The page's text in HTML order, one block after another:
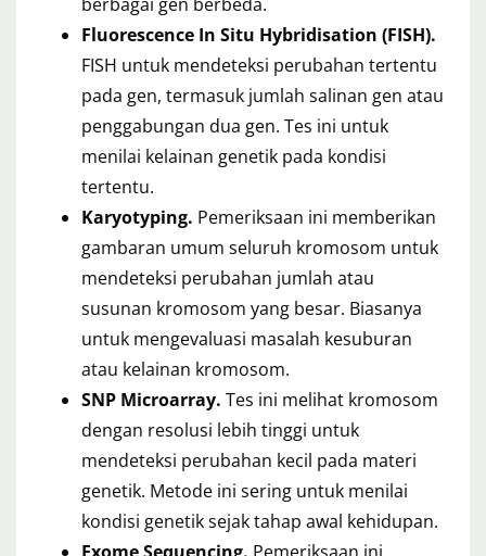
Fluorescence In Situ Hybridisation (FISH).
FISH untuk mendeteksi perubahan tertentu
pada gen, termasuk jumlah salinan gen atau
penggabungan dua gen. Tes ini untuk
menilai kelainan genetik pada kondisi
tertentu.
Karyotyping. Pemeriksaan ini memberikan
gambaran umum seluruh kromosom untuk
mendeteksi perubahan jumlah atau
susunan kromosom yang besar. Biasanya
untuk mengevaluasi masalah kesuburan
atau kelainan kromosom.
SNP Microarray. Tes ini melihat kromosom
dengan resolusi lebih tinggi untuk
mendeteksi perubahan kecil pada materi
genetik. Metode ini sering untuk menilai
kondisi genetik sejak tahap awal kehidupan.